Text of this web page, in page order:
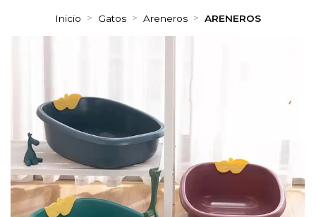
Inicio Gatos Areneros ARENEROS